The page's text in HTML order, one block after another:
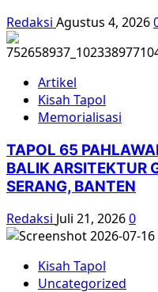
Redaksi Agustus 4, 2026
Artikel
Kisah Tapol
Memorialisasi
TAPOL 65
BALIK ARSITEKTUR
SERANG, BANTEN
Redaksi Juli 21, 20260
Kisah Tapol
Uncategorized